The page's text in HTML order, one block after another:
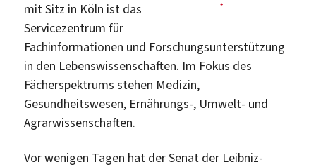
erschienen
mit Sitz in Köln ist das
Servicezentrum für
Fachinformationen und Forschungsunterstützung
in den Lebenswissenschaften. Im Fokus des
Fächerspektrums stehen Medizin,
Gesundheitswesen, Ernährungs-, Umwelt- und
Agrarwissenschaften.
Vor wenigen Tagen hat der Senat der Leibniz-